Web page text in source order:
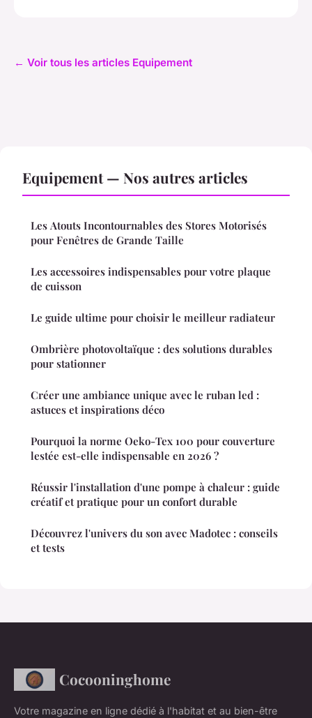
← Voir tous les articles Equipement
Equipement — Nos autres articles
Les Atouts Incontournables des Stores Motorisés
pour Fenêtres de Grande Taille
Les accessoires indispensables pour votre plaque
de cuisson
Le guide ultime pour choisir le meilleur radiateur
Ombrière photovoltaïque : des solutions durables
pour stationner
Créer une ambiance unique avec le ruban led :
astuces et inspirations déco
Pourquoi la norme Oeko-Tex 100 pour couverture
lestée est-elle indispensable en 2026 ?
Réussir l'installation d'une pompe à chaleur : guide
créatif et pratique pour un confort durable
Découvrez l'univers du son avec Madotec : conseils
et tests
Cocooninghome
Votre magazine en ligne dédié à l'habitat et au bien-être